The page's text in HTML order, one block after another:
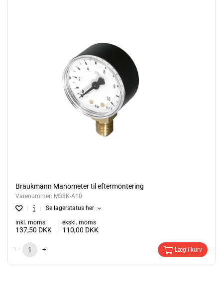
Braukmann Manometer til eftermontering
Varenummer: M38K-A10
Se lagerstatus her
inkl. moms
137,50 DKK
ekskl. moms
110,00 DKK
- + Læg i kurv